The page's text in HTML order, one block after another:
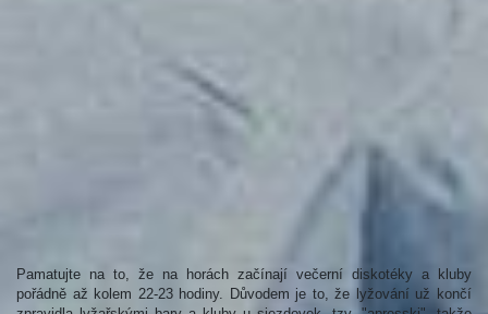
Večerní život
Pamatujte na to, že na horách začínají večerní diskotéky a kluby
pořádně až kolem 22-23 hodiny. Důvodem je to, že lyžování už končí